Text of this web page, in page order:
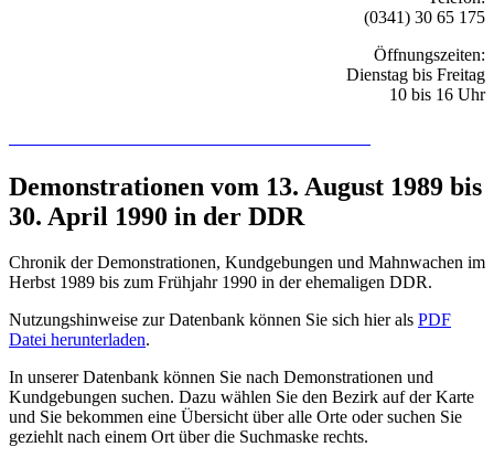
(0341) 30 65 175
Öffnungszeiten:
Dienstag bis Freitag
10 bis 16 Uhr
Demonstrationen vom 13. August 1989 bis
30. April 1990 in der DDR
Chronik der Demonstrationen, Kundgebungen und Mahnwachen im
Herbst 1989 bis zum Frühjahr 1990 in der ehemaligen DDR.
Nutzungshinweise zur Datenbank können Sie sich hier als PDF
Datei herunterladen.
In unserer Datenbank können Sie nach Demonstrationen und
Kundgebungen suchen. Dazu wählen Sie den Bezirk auf der Karte
und Sie bekommen eine Übersicht über alle Orte oder suchen Sie
geziehlt nach einem Ort über die Suchmaske rechts.